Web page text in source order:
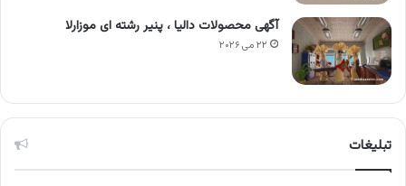
آگهی محصولات دالیا ، پنیر رشته ای موزارلا
۲۲ می ۲۰۲۶
تبلیغات